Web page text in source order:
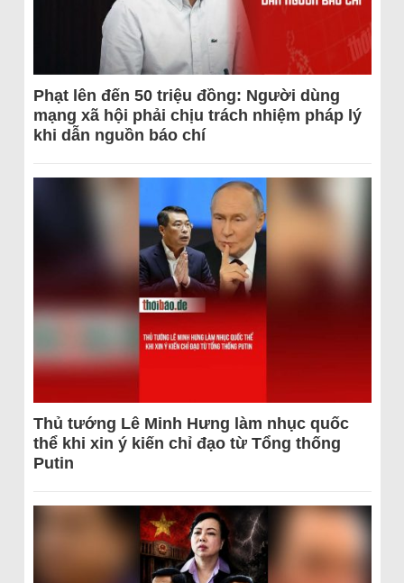
Phạt lên đến 50 triệu đồng: Người dùng
mạng xã hội phải chịu trách nhiệm pháp lý
khi dẫn nguồn báo chí
Thủ tướng Lê Minh Hưng làm nhục quốc
thể khi xin ý kiến chỉ đạo từ Tổng thống
Putin